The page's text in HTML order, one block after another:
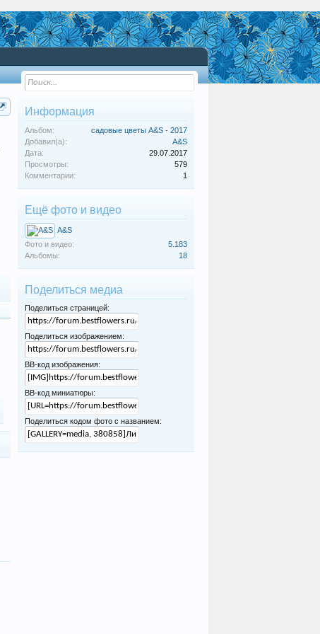
Информация
Альбом:
садовые цветы A&S - 2017
Добавил(а):
A&S
Дата:
29.07.2017
Просмотры:
579
Комментарии:
1
Ещё фото и видео
A&S
Фото и видео:
5.183
Альбомы:
18
Поделиться медиа
Поделиться страницей:
Поделиться изображением:
BB-код изображения:
BB-код миниатюры:
Поделиться кодом фото с названием: